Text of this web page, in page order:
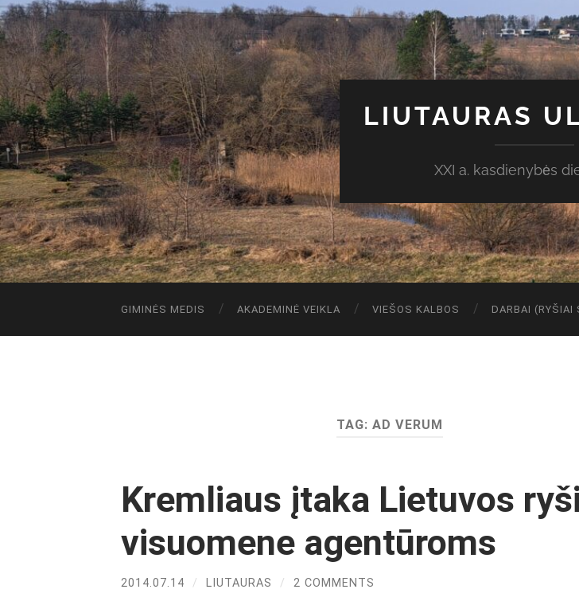
LIUTAURAS
XXI a. kasdienybės
GIMINĖS MEDIS AKADEMINĖ VEIKLA VIEŠOS KALBOS DARBAI (RYŠIAI
TAG: AD VERUM
Kremliaus įtaka Lietuvos
visuomene agentūroms
2014.07.14 / LIUTAURAS / 2 COMMENTS